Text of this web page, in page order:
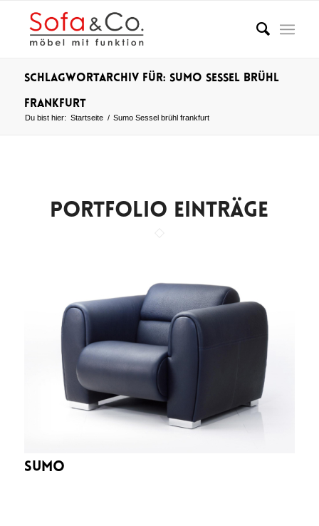
Schlagwortarchiv für: Sumo Sessel brühl
frankfurt
Du bist hier: Startseite / Sumo Sessel brühl frankfurt
PORTFOLIO EINTRÄGE
Sumo